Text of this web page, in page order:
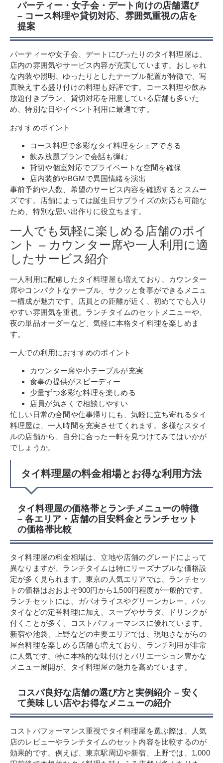
パーティー・女子会・デート向けの店舗選び
– コース料理や貸切対応、雰囲気重視の店を
提案
パーティーや女子会、デートにぴったりのタイ料理屋は、
店内の雰囲気やサービス内容が充実しています。おしゃれ
な内装や照明、ゆったりとしたテーブル配置が特徴で、写
真映えする盛り付けの料理も好評です。コース料理や飲み
放題付きプラン、貸切対応を用意している店舗も多いた
め、特別な日やイベント利用に最適です。
おすすめポイント
コース料理で多彩なタイ料理をシェアできる
飲み放題プランで会話も弾む
貸切や個室対応でプライベートな空間を確保
店内装飾やBGMで異国情緒を演出
事前予約や人数、希望のサービス内容を確認するとスムー
ズです。店舗によっては誕生日サプライズの対応も可能な
ため、特別な思い出作りに役立ちます。
一人でも気軽に楽しめる店舗のポイ
ント – カウンター席や一人利用に適
したサービス紹介
一人利用に配慮したタイ料理屋も増えており、カウンター
席やコンパクトなテーブル、サクッと食事ができるメニュ
ー構成が魅力です。店員との距離が近く、初めてでも入り
やすい雰囲気を重視。ランチタイムのセットメニューや、
夜の単品オーダーなど、気軽に本格タイ料理を楽しめま
す。
一人での利用におすすめのポイント
カウンター席や小テーブルが充実
食事の提供がスピーディー
少量ずつ多彩な料理を楽しめる
店員が気さくで相談しやすい
忙しい日常の合間や仕事帰りにも、気軽に立ち寄れるタイ
料理屋は、一人時間を充実させてくれます。多様なスタイ
ルの店舗から、自分に合った一軒を見つけてみてはいかが
でしょうか。
タイ料理屋の料金相場とお得な利用方法
タイ料理屋の価格帯とランチメニューの特徴
– 各エリア・店舗の目安料金とランチセット
の価格帯比較
タイ料理屋の料金相場は、立地や店舗のグレードによって
異なりますが、ランチタイムは特にリーズナブルな価格設
定が多く見られます。東京の人気エリアでは、ランチセッ
トの価格はおおよそ900円から1,500円程度が一般的です。
ランチセットには、ガパオライスやグリーンカレー、パッ
タイなどの定番料理に加え、スープやサラダ、ドリンクが
付くことが多く、コストパフォーマンスに優れています。
新宿や池袋、上野などの主要エリアでは、現地さながらの
屋台料理を楽しめる店舗も増えており、ランチ利用が非常
に人気です。特に本格的な味付けとバリエーション豊かな
メニュー展開が、タイ料理屋の魅力を高めています。
コスパ良好な店舗の選び方と実例紹介 – 安く
て美味しい店やお得なメニューの紹介
コストパフォーマンス重視でタイ料理屋を選ぶ際は、人気
店のレビューやランチタイムのセット内容を比較するのが
効果的です。例えば、東京駅周辺や新宿、上野では、1,000